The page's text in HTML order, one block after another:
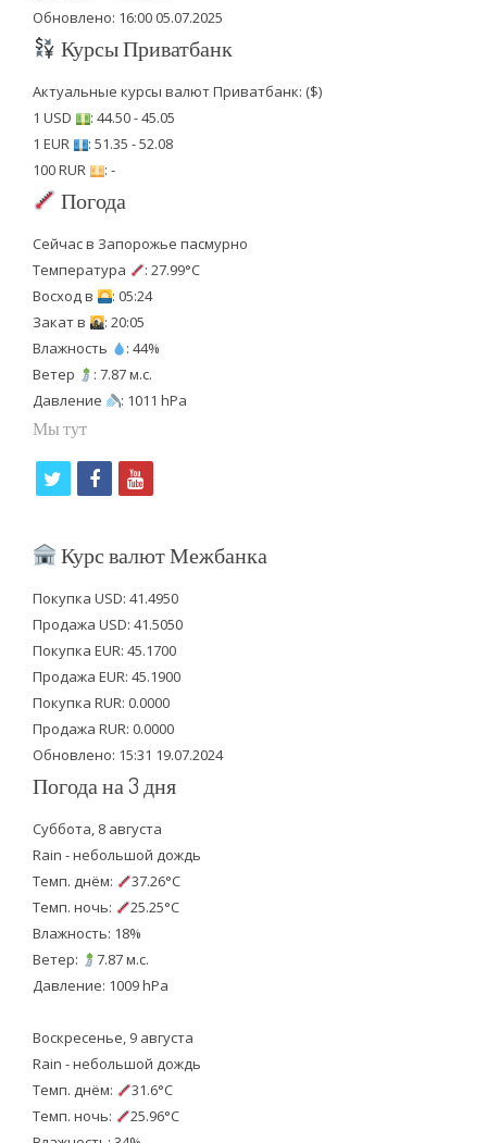
Обновлено: 16:00 05.07.2025
Курсы Приватбанк
Актуальные курсы валют Приватбанк: ($)
1 USD
: 44.50 - 45.05
1 EUR
: 51.35 - 52.08
100 RUR
: -
Погода
Сейчас в Запорожье пасмурно
Температура
: 27.99°C
Восход в
: 05:24
Закат в
: 20:05
Влажность
: 44%
Ветер
: 7.87 м.с.
Давление
: 1011 hPa
Мы тут
i
t
e
r
f
c
b
o
o
k
y
u
u
b
e
Курс валют Межбанка
Покупка USD: 41.4950
Продажа USD: 41.5050
Покупка EUR: 45.1700
Продажа EUR: 45.1900
Покупка RUR: 0.0000
Продажа RUR: 0.0000
Обновлено: 15:31 19.07.2024
Погода на 3 дня
Суббота, 8 августа
Rain - небольшой дождь
Темп. днём:
37.26°C
Темп. ночь:
25.25°C
Влажность: 18%
Ветер:
7.87 м.с.
Давление: 1009 hPa
Воскресенье, 9 августа
Rain - небольшой дождь
Темп. днём:
31.6°C
Темп. ночь:
25.96°C